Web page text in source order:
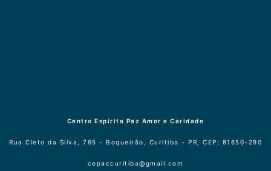
Centro Espírita Paz Amor e Caridade
Rua Cleto da Silva, 765 - Boqueirão, Curitiba - PR, CEP: 81650-290
cepaccuritiba@gmail.com